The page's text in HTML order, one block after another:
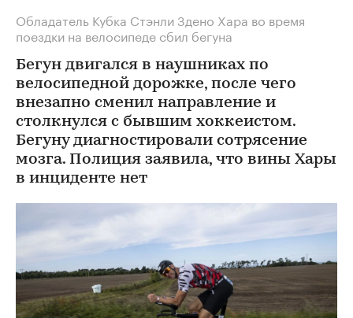
Обладатель Кубка Стэнли Здено Хара во время
поездки на велосипеде сбил бегуна
Бегун двигался в наушниках по
велосипедной дорожке, после чего
внезапно сменил направление и
столкнулся с бывшим хоккеистом.
Бегуну диагностировали сотрясение
мозга. Полиция заявила, что вины Хары
в инциденте нет